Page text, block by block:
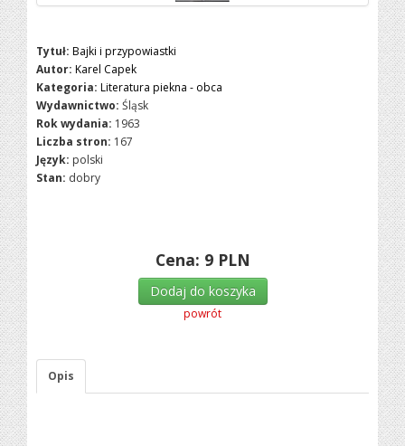
Tytuł: Bajki i przypowiastki
Autor: Karel Capek
Kategoria: Literatura piekna - obca
Wydawnictwo: Śląsk
Rok wydania: 1963
Liczba stron: 167
Język: polski
Stan: dobry
Cena: 9 PLN
Dodaj do koszyka
powrót
Opis